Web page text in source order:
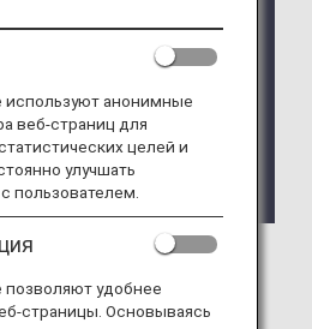
класса обслуживания
выполняемых
Airlines, доступно для
до 16 декабря 2026
информацию вы можете
Прекращение
с авиакомпанией Asiana
анонимные
веб-страниц для
целей и
улучшать
пользователем.
удобнее
страницы. Основываясь